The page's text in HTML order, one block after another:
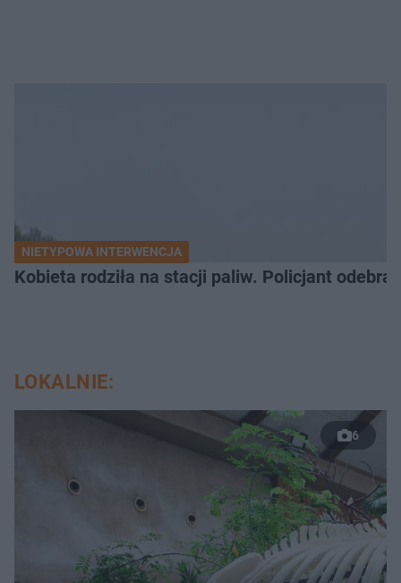
NIETYPOWA INTERWENCJA
Kobieta rodziła na stacji paliw. Policjant
LOKALNIE:
6